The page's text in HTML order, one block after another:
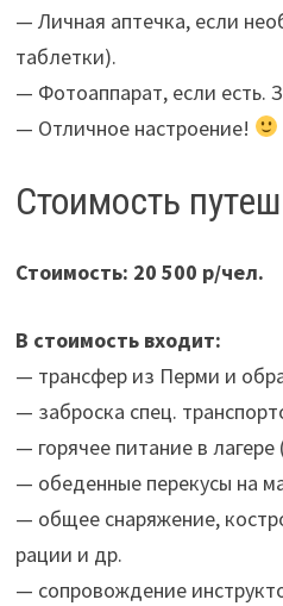
— Личная аптечка, если
таблетки).
— Фотоаппарат, если есть.
— Отличное настроение!
Стоимость
Стоимость: 20 500 р/чел.
В стоимость входит:
— трансфер из Перми и
— заброска спец.
— горячее питание в
— обеденные перекусы на
— общее снаряжение,
рации и др.
— сопровождение